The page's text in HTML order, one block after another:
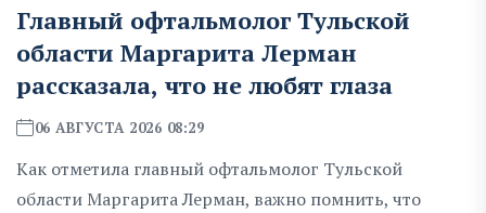
Главный офтальмолог Тульской
области Маргарита Лерман
рассказала, что не любят глаза
06 АВГУСТА 2026 08:29
Как отметила главный офтальмолог Тульской
области Маргарита Лерман, важно помнить, что